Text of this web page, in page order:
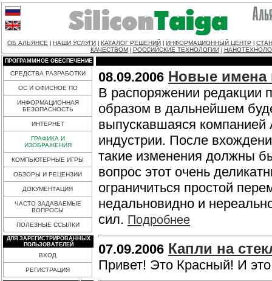
ОБ АЛЬЯНСЕ НАШИ УСЛУГИ КАТАЛОГ РЕШЕНИЙ ИНФОРМАЦИОННЫЙ ЦЕНТР
КАЧЕСТВОМ
РОССИЙСКИЕ ТЕХНОЛОГИИ
ПРОГРАММНОЕ ОБЕСПЕЧЕНИЕ
СРЕДСТВА РАЗРАБОТКИ
ОС И ОФИСНОЕ ПО
ИНФОРМАЦИОННАЯ
БЕЗОПАСНОСТЬ
ИНТЕРНЕТ
ГРАФИКА И
ИЗОБРАЖЕНИЯ
КОМПЬЮТЕРНЫЕ ИГРЫ
ОБЗОРЫ И РЕЦЕНЗИИ
ДОКУМЕНТАЦИЯ
ЧАСТО ЗАДАВАЕМЫЕ
ВОПРОСЫ
ПОЛЕЗНЫЕ ССЫЛКИ
ДЛЯ ЗАРЕГИСТРИРОВАННЫХ
ПОЛЬЗОВАТЕЛЕЙ
ВХОД
РЕГИСТРАЦИЯ
08.09.2006 Новые имена
В распоряжении редакции
образом в дальнейшем
выпускавшаяся компанией
индустрии. После
такие изменения должны
вопрос этот очень
ограничиться простой
недальновидно и
сил. Подробнее
07.09.2006 Капли на
Привет! Это Красный! И